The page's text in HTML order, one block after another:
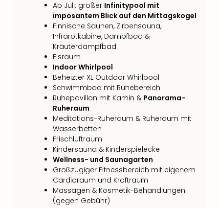
Ab Juli: großer Infinitypool mit
imposantem Blick auf den Mittagskogel
Finnische Saunen, Zirbensauna,
Infrarotkabine, Dampfbad &
Kräuterdampfbad
Eisraum
Indoor Whirlpool
Beheizter XL Outdoor Whirlpool
Schwimmbad mit Ruhebereich
Ruhepavillon mit Kamin & Panorama-
Ruheraum
Meditations-Ruheraum & Ruheraum mit
Wasserbetten
Frischluftraum
Kindersauna & Kinderspielecke
Wellness- und Saunagarten
Großzügiger Fitnessbereich mit eigenem
Cardioraum und Kraftraum
Massagen & Kosmetik-Behandlungen
(gegen Gebühr)